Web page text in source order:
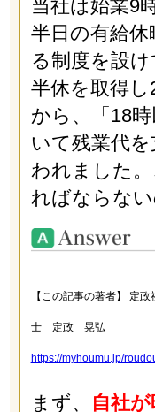
当社は始業9
半日の有給休
る制度を設
半休を取得
から、「18
いて残業代
われました
ればならな
【この記事の著者】 定
士 定政 晃弘
https://myhoumu.jp/
まず、
自社